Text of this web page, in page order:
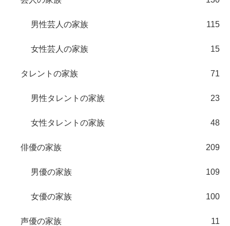
男性芸人の家族 115
女性芸人の家族 15
タレントの家族 71
男性タレントの家族 23
女性タレントの家族 48
俳優の家族 209
男優の家族 109
女優の家族 100
声優の家族 11